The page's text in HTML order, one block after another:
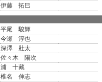
伊藤 拓巳
平尾 駿輝
今瀬 淳也
深澤 壯太
佐々木 陽次
浦 十藏
椎名 伸志